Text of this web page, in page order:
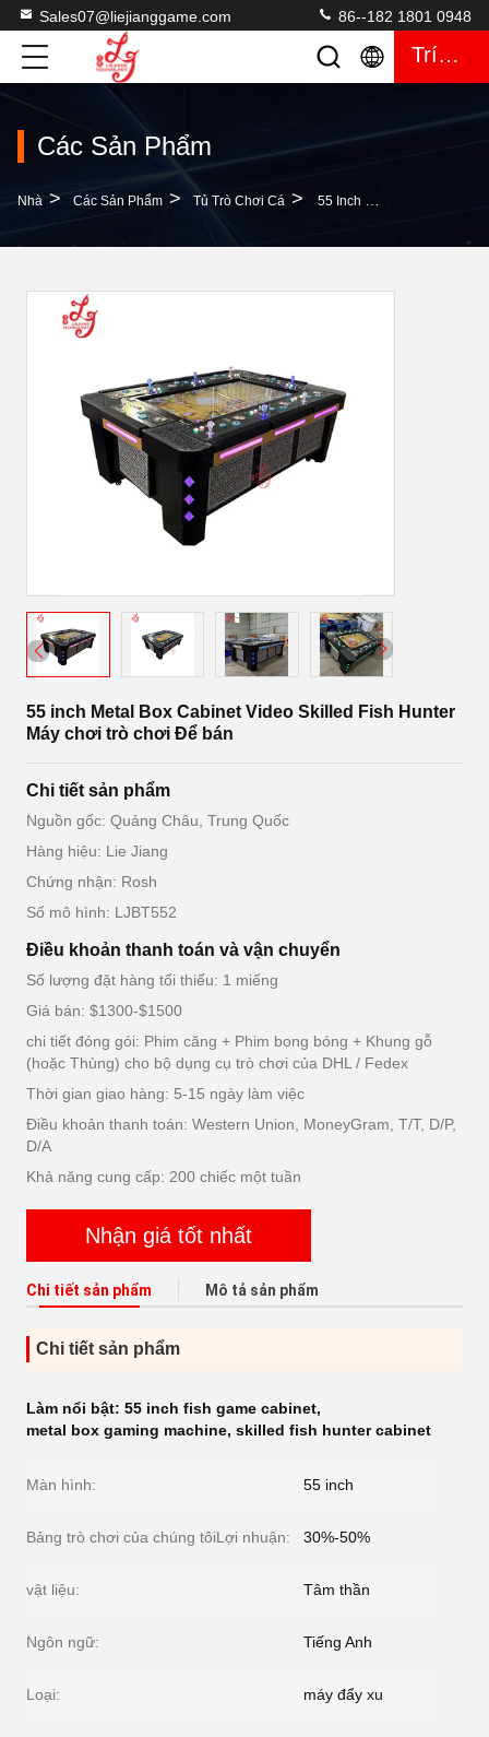
Sales07@liejianggame.com 86--182 1801 0948
Trích Dẫn
Các Sản Phẩm
Nhà > Các Sản Phẩm > Tủ Trò Chơi Cá > 55 Inch Metal Box Cabinet Video Skilled Fish Hunter Máy Chơi Trò Chơi Để Bán
55 inch Metal Box Cabinet Video Skilled Fish Hunter
Máy chơi trò chơi Để bán
Chi tiết sản phẩm
Nguồn gốc: Quảng Châu, Trung Quốc
Hàng hiệu: Lie Jiang
Chứng nhận: Rosh
Số mô hình: LJBT552
Điều khoản thanh toán và vận chuyển
Số lượng đặt hàng tối thiểu: 1 miếng
Giá bán: $1300-$1500
chi tiết đóng gói: Phim căng + Phim bong bóng + Khung gỗ
(hoặc Thùng) cho bộ dụng cụ trò chơi của DHL / Fedex
Thời gian giao hàng: 5-15 ngày làm việc
Điều khoản thanh toán: Western Union, MoneyGram, T/T, D/P,
D/A
Khả năng cung cấp: 200 chiếc một tuần
Nhận giá tốt nhất
Chi tiết sản phẩm Mô tả sản phẩm
Chi tiết sản phẩm
Làm nổi bật: 55 inch fish game cabinet,
metal box gaming machine, skilled fish hunter cabinet
Màn hình: 55 inch
Bảng trò chơi của chúng tôiLợi nhuận: 30%-50%
vật liệu: Tâm thần
Ngôn ngữ: Tiếng Anh
Loại: máy đẩy xu